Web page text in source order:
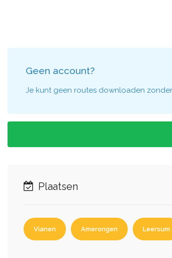
Geen account?
Je kunt geen routes downloaden
Plaatsen
Vianen Amerongen Leersum